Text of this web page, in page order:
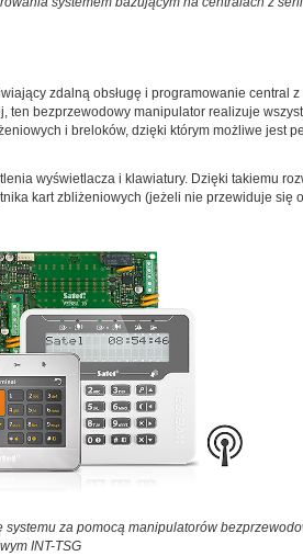
zdalną obsługę i programowanie central
bezprzewodowy manipulator realizuje
i breloków, dzięki którym możliwe jest
wyświetlacza i klawiatury. Dzięki takiemu
kart zbliżeniowych (jeżeli nie przewiduje się
za pomocą manipulatorów
INT-TSG